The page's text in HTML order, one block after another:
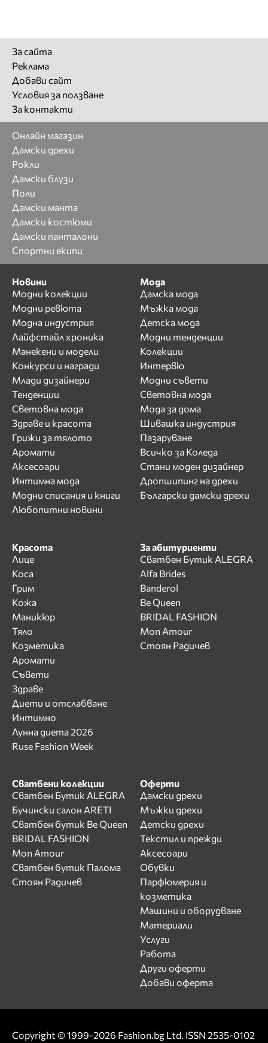
За сайта
Реклама
Добави сайт
Условия за ползване
За контакти
Онлайн магазин
Дамски дрехи
Рокли
Дамски блузи
Поли
Дамски манта
Дамски костюми
Дамски панталони
Спортни екипи
Новини
Модни колекции
Модни ревюта
Модна индустрия
Лайфстайл хроника
Манекени и модели
Конкурси и награди
Млади дизайнери
Тенденции
Световна мода
Здраве и красота
Грижи за тялото
Аромати
Аксесоари
Интимна мода
Модни списания и книги
Любопитни новини
Мода
Дамска мода
Мъжка мода
Детска мода
Модни тенденции
Колекции
Интервю
Модни съвети
Световна мода
Мода за дома
Шивашка индустрия
Пазаруване
Всичко за Коледа
Стани моден дизайнер
Дропшипинг на дрехи
Български дамски дрехи
Красота
Лице
Коса
Грим
Кожа
Маникюр
Тяло
Козметика
Аромати
Съвети
Здраве
Диети и отслабване
Интимно
Лунна диета 2026
Ruse Fashion Week
За абитуриенти
Сватбен Бутик ALEGRA
Alfa Brides
Banderol
Be Queen
BRIDAL FASHION
Mon Amour
Стоян Радичев
Сватбени колекции
Сватбен Бутик ALEGRA
Бучински салон ARETI
Сватбен бутик Be Queen
BRIDAL FASHION
Mon Amour
Сватбен бутик Палома
Стоян Радичев
Оферти
Дамски дрехи
Мъжки дрехи
Детски дрехи
Текстил и прежди
Аксесоари
Обувки
Парфюмерия и
козметика
Машини и оборудване
Материали
Услуги
Работа
Други оферти
Добави оферта
Copyright © 1999-2026 Fashion.bg Ltd. ISSN 2535-0102